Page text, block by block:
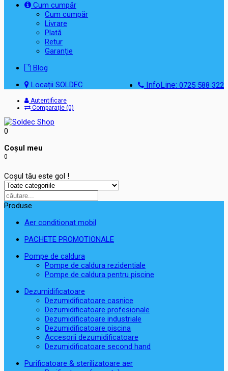
Cum cumpăr
Cum cumpăr
Livrare
Plată
Retur
Garanție
Blog
InfoLine: 0725 588 322
Locații SOLDEC
Autentificare
Comparație (0)
0
Coşul meu
0
Coșul tău este gol !
Produse
Aer conditionat mobil
PACHETE PROMOTIONALE
Pompe de caldura
Pompe de caldura rezidentiale
Pompe de caldura pentru piscine
Dezumidificatoare
Dezumidificatoare casnice
Dezumidificatoare profesionale
Dezumidificatoare industriale
Dezumidificatoare piscina
Accesorii dezumidificatoare
Dezumidificatoare second hand
Purificatoare & sterilizatoare aer